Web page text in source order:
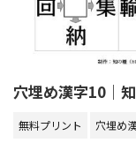
穴埋め漢字10｜
無料プリント 穴埋め